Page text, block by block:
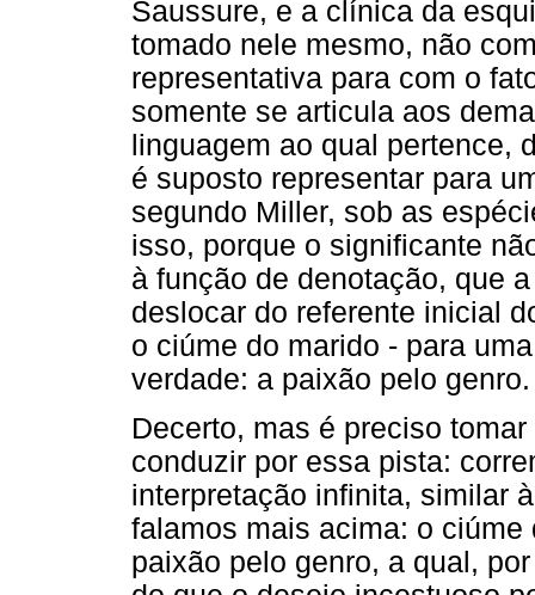
Saussure, e a clínica da
tomado nele mesmo, não
representativa para com o
somente se articula aos
linguagem ao qual pertence,
é suposto representar para
segundo Miller, sob as
isso, porque o significante
à função de denotação, que
deslocar do referente inicial
o ciúme do marido - para
verdade: a paixão pelo genro.
Decerto, mas é preciso
conduzir por essa pista:
interpretação infinita, similar
falamos mais acima: o
paixão pelo genro, a qual,